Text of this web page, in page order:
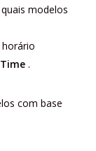
modelos
.
com base